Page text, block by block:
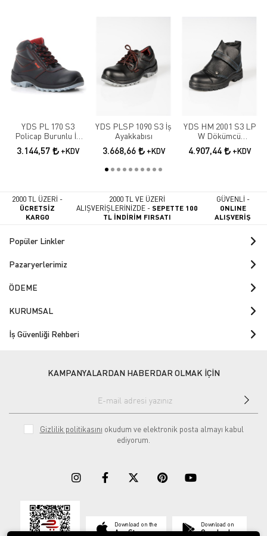
YDS PL 170 S3
Policap Burunlu İş
Botu
3.144,57 +KDV
YDS PLSP 1090 S3 İş
Ayakkabısı
3.668,66 +KDV
YDS HM 2001 S3 LP
W Dökümcü
Ayakkabısı
4.907,44 +KDV
2000 TL ÜZERİ -
ÜCRETSİZ
KARGO
2000 TL VE ÜZERİ
ALIŞVERİŞLERİNİZDE -SEPETTE 100
TL İNDİRİM FIRSATI
GÜVENLİ -
ONLINE
ALIŞVERİŞ
Popüler Linkler
Pazaryerlerimiz
ÖDEME
KURUMSAL
İş Güvenliği Rehberi
KAMPANYALARDAN HABERDAR OLMAK İÇİN
Gizlilik politikasını okudum ve elektronik posta almayı kabul
ediyorum.
Download on the
App Store
Download on
Google play